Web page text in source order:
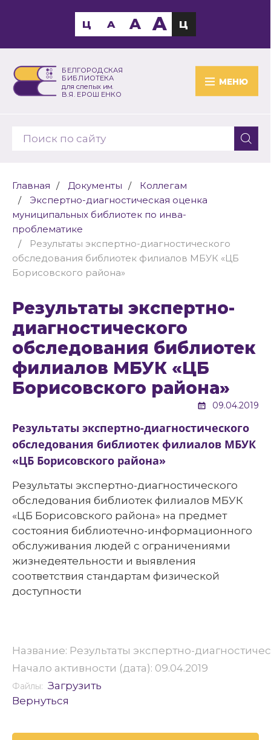
БЕЛГОРОДСКАЯ
БИБЛИОТЕКА
для слепых им.
В.Я. ЕРОШЕНКО
МЕНЮ
Ц A A A Ц
Главная Документы
Коллегам
Экспертно-диагностическая оценка
муниципальных библиотек по инва-
проблематике
Результаты экспертно-диагностического
обследования библиотек филиалов МБУК «ЦБ
Борисовского района»
Результаты экспертно-
диагностического
обследования библиотек
филиалов МБУК «ЦБ
Борисовского района»
09.04.2019
Результаты экспертно-диагностического
обследования библиотек филиалов МБУК
«ЦБ Борисовского района»
Результаты экспертно-диагностического
обследования библиотек филиалов МБУК
«ЦБ Борисовского района» на предмет
состояния библиотечно-информационного
обслуживания людей с ограничениями
жизнедеятельности и выявления
соответствия стандартам физической
доступности
Название: Результаты экспертно-
Начало активности (дата): 09.04.2019
Файлы: Загрузить
Вернуться